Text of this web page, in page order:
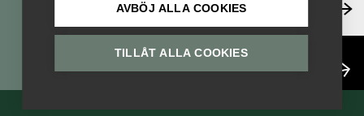
Anmäl dig här
AVBÖJ ALLA COOKIES
TILLÅT ALLA COOKIES